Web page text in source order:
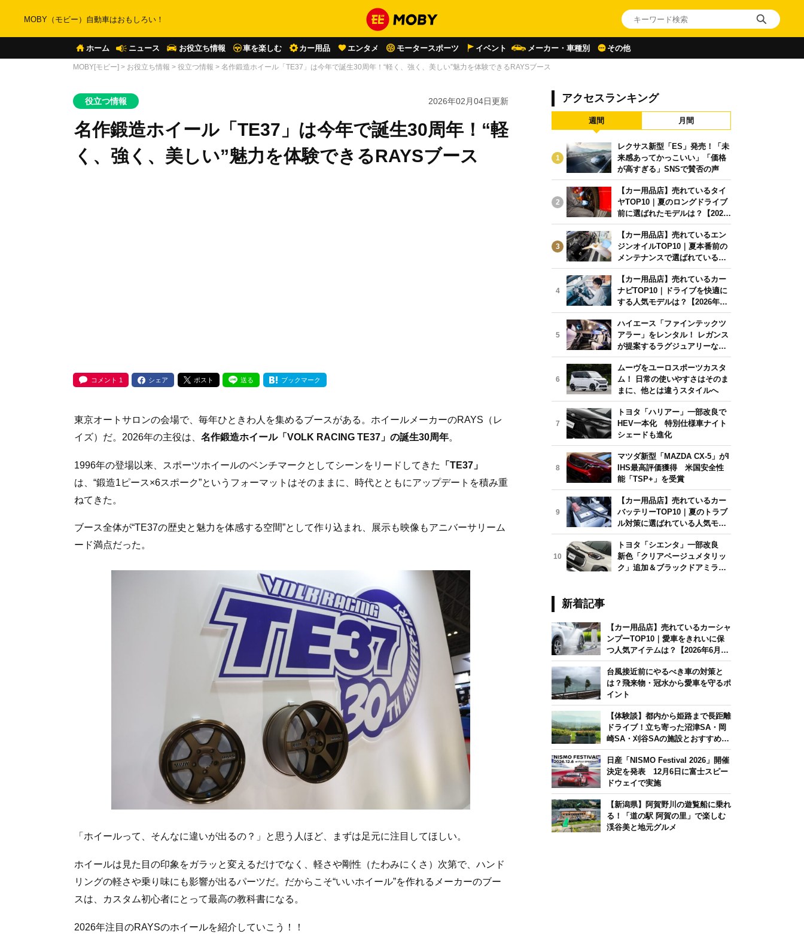
MOBY（モビー）自動車はおもしろい！
ホーム ニュース お役立ち情報 車を楽しむ カー用品 エンタメ モータースポーツ イベント メーカー・車種別 その他
MOBY[モビー] > お役立ち情報 > 役立つ情報 > 名作鍛造ホイール「TE37」は今年で誕生30周年！“軽く、強く、美しい”魅力を体験できるRAYSブース
役立つ情報 2026年02月04日更新
名作鍛造ホイール「TE37」は今年で誕生30周年！“軽
く、強く、美しい”魅力を体験できるRAYSブース
コメント 1 シェア ポスト 送る ブックマーク
東京オートサロンの会場で、毎年ひときわ人を集めるブースがある。ホイールメーカーのRAYS（レ
イズ）だ。2026年の主役は、 名作鍛造ホイール「VOLK RACING TE37」の誕生30周年。
1996年の登場以来、スポーツホイールのベンチマークとしてシーンをリードしてきた
「TE37」
は、“鍛造1ピース×6スポーク”というフォーマットはそのままに、時代とともにアップデートを積み重
ねてきた。
ブース全体が“TE37の歴史と魅力を体感する空間”として作り込まれ、展示も映像もアニバーサリーム
ード満点だった。
「ホイールって、そんなに違いが出るの？」と思う人ほど、まずは足元に注目してほしい。
ホイールは見た目の印象をガラッと変えるだけでなく、軽さや剛性（たわみにくさ）次第で、ハンド
リングの軽さや乗り味にも影響が出るパーツだ。だからこそ“いいホイール”を作れるメーカーのブー
スは、カスタム初心者にとって最高の教科書になる。
2026年注目のRAYSのホイールを紹介していこう！！
アクセスランキング
週間 月間
1
レクサス新型「ES」発売！「未
来感あってかっこいい」「価格
が高すぎる」SNSで賛否の声
2
【カー用品店】売れているタイ
ヤTOP10｜夏のロングドライブ
前に選ばれたモデルは？【2026
年6月版】
3
【カー用品店】売れているエン
ジンオイルTOP10｜夏本番前の
メンテナンスで選ばれている人
気モデルは？【2026年6月版】
4
【カー用品店】売れているカー
ナビTOP10｜ドライブを快適に
する人気モデルは？【2026年6
月版】
5
ハイエース「ファインテックツ
アラー」をレンタル！ レガンス
が提案するラグジュアリーな移
動体験
6
ムーヴをユーロスポーツカスタ
ム！ 日常の使いやすさはそのま
まに、他とは違うスタイルへ
7
トヨタ「ハリアー」一部改良で
HEV一本化 特別仕様車ナイト
シェードも進化
8
マツダ新型「MAZDA CX-5」がI
IHS最高評価獲得 米国安全性
能「TSP+」を受賞
9
【カー用品店】売れているカー
バッテリーTOP10｜夏のトラブ
ル対策に選ばれている人気モデ
ルは？【2026年6月版】
10
トヨタ「シエンタ」一部改良
新色「クリアベージュメタリッ
ク」追加＆ブラックドアミラー
新着記事
【カー用品店】売れているカーシャ
ンプーTOP10｜愛車をきれいに保
つ人気アイテムは？【2026年6月
版】
台風接近前にやるべき車の対策と
は？飛来物・冠水から愛車を守るポ
イント
【体験談】都内から姫路まで長距離
ドライブ！立ち寄った沼津SA・岡
崎SA・刈谷SAの施設とおすすめグ
ルメを紹介
日産「NISMO Festival 2026」開催
決定を発表 12月6日に富士スピー
ドウェイで実施
【新潟県】阿賀野川の遊覧船に乗れ
る！「道の駅 阿賀の里」で楽しむ
渓谷美と地元グルメ